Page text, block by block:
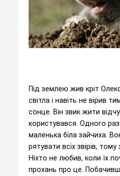
Під землею жив кріт
світла і навіть не вірив
сонце. Він звик жити
користувався. Одного
маленька біла зайчиха.
рятувати всіх звірів, тому
Ніхто не любив, коли їх
прохань про це.